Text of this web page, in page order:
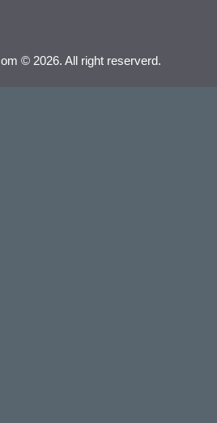
© 2026. All right reserverd.